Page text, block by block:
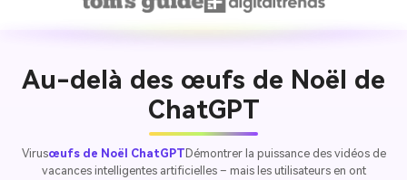
Au-delà des œufs de Noël de
ChatGPT
Virusœufs de Noël ChatGPT Démontrer la puissance des vidéos de
vacances intelligentes artificielles – mais les utilisateurs en ont